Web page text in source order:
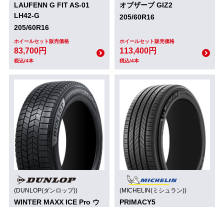
LAUFENN G FIT AS-01
LH42-G
205/60R16
ホイールセット販売価格
83,700円
税込/4本
オブザーブ GIZ2
205/60R16
ホイールセット販売価格
113,400円
税込/4本
(DUNLOP(ダンロップ))
WINTER MAXX ICE Pro ウ
(MICHELIN(ミシュラン))
PRIMACY5